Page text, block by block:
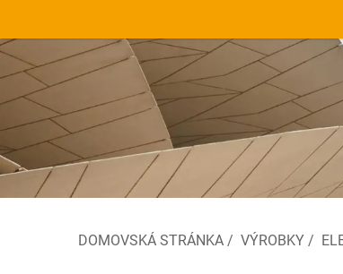
DOMOVSKÁ STRÁNKA / VÝROBKY /